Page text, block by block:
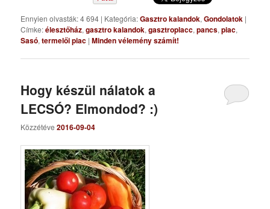
Ennyien olvasták: 4 694 | Kategória:Gasztro kalandok,Gondolatok |
Címke:élesztőház,gasztro kalandok,gasztroplacc,pancs,piac,
Sasó,termelői piac |Minden vélemény számít!
Hogy készül nálatok a
LECSÓ? Elmondod? :)
Közzétéve2016-09-04